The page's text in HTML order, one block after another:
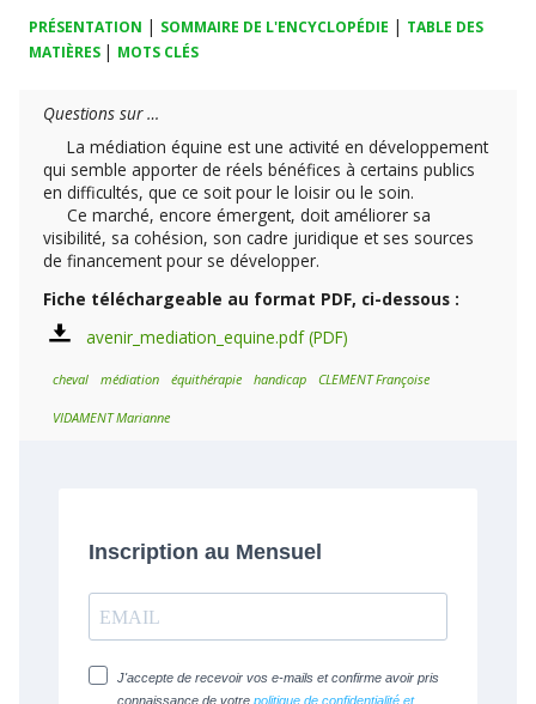
PRÉSENTATION | SOMMAIRE DE L'ENCYCLOPÉDIE | TABLE DES
MATIÈRES | MOTS CLÉS
Questions sur …
La médiation équine est une activité en développement
qui semble apporter de réels bénéfices à certains publics
en difficultés, que ce soit pour le loisir ou le soin.
Ce marché, encore émergent, doit améliorer sa
visibilité, sa cohésion, son cadre juridique et ses sources
de financement pour se développer.
Fiche téléchargeable au format PDF, ci-dessous :
avenir_mediation_equine.pdf
cheval médiation équithérapie handicap CLEMENT Françoise
VIDAMENT Marianne